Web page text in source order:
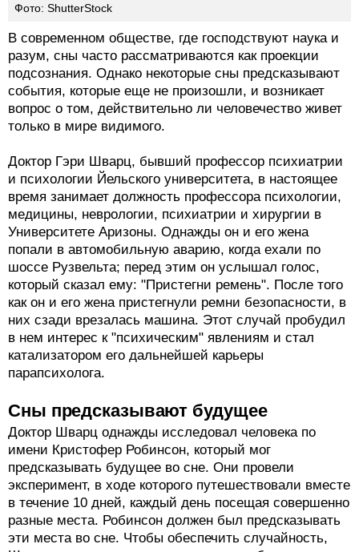
Фото: ShutterStock
В современном обществе, где господствуют наука и
разум, сны часто рассматриваются как проекции
подсознания. Однако некоторые сны предсказывают
события, которые еще не произошли, и возникает
вопрос о том, действительно ли человечество живет
только в мире видимого.
Доктор Гэри Шварц, бывший профессор психиатрии
и психологии Йельского университета, в настоящее
время занимает должность профессора психологии,
медицины, неврологии, психиатрии и хирургии в
Университете Аризоны. Однажды он и его жена
попали в автомобильную аварию, когда ехали по
шоссе Рузвельта; перед этим он услышал голос,
который сказал ему: "Пристегни ремень". После того
как он и его жена пристегнули ремни безопасности, в
них сзади врезалась машина. Этот случай пробудил
в нем интерес к "психическим" явлениям и стал
катализатором его дальнейшей карьеры
парапсихолога.
Сны предсказывают будущее
Доктор Шварц однажды исследовал человека по
имени Кристофер Робинсон, который мог
предсказывать будущее во сне. Они провели
эксперимент, в ходе которого путешествовали вместе
в течение 10 дней, каждый день посещая совершенно
разные места. Робинсон должен был предсказывать
эти места во сне. Чтобы обеспечить случайность,